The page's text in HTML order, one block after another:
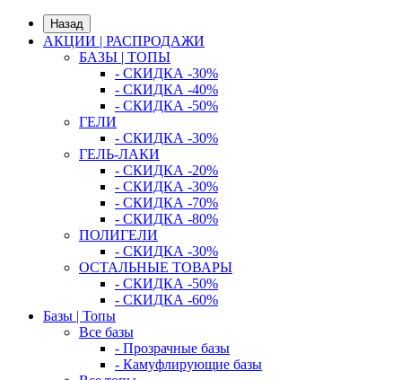
Назад
АКЦИИ | РАСПРОДАЖИ
БАЗЫ | ТОПЫ
- СКИДКА -30%
- СКИДКА -40%
- СКИДКА -50%
ГЕЛИ
- СКИДКА -30%
ГЕЛЬ-ЛАКИ
- СКИДКА -20%
- СКИДКА -30%
- СКИДКА -70%
- СКИДКА -80%
ПОЛИГЕЛИ
- СКИДКА -30%
ОСТАЛЬНЫЕ ТОВАРЫ
- СКИДКА -50%
- СКИДКА -60%
Базы | Топы
Все базы
- Прозрачные базы
- Камуфлирующие базы